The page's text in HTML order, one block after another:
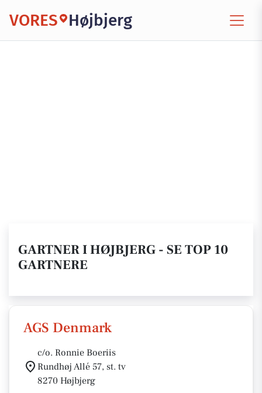
VORES Højbjerg
GARTNER I HØJBJERG - SE TOP 10
GARTNERE
AGS Denmark
c/o. Ronnie Boeriis
Rundhøj Allé 57, st. tv
8270 Højbjerg